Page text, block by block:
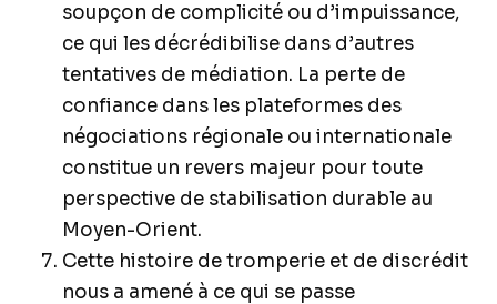
soupçon de complicité ou d’impuissance,
ce qui les décrédibilise dans d’autres
tentatives de médiation. La perte de
confiance dans les plateformes des
négociations régionale ou internationale
constitue un revers majeur pour toute
perspective de stabilisation durable au
Moyen-Orient.
Cette histoire de tromperie et de discrédit
nous a amené à ce qui se passe